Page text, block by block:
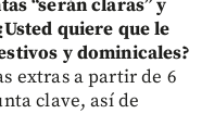
“serán claras” y
quiere que le
y dominicales?
extras a partir de 6
clave, así de